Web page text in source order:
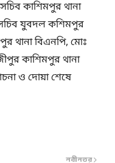
কাশিমপুর থানা
যুবদল কশিমপুর
থানা বিএনপি, মোঃ
কাশিমপুর থানা
ও দোয়া শেষে
নবীনতর